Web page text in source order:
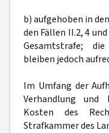
b) aufgehoben in
den Fällen II.2, 4
Gesamtstrafe;
bleiben jedoch
Im Umfang der
Verhandlung und
Kosten des
Strafkammer des